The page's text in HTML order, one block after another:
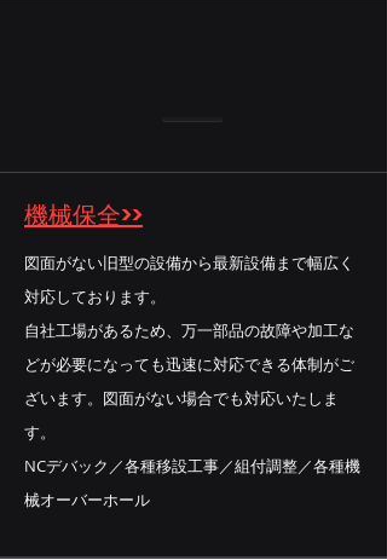
機械保全>>
図面がない旧型の設備から最新設備まで幅広く
対応しております。
自社工場があるため、万一部品の故障や加工な
どが必要になっても迅速に対応できる体制がご
ざいます。図面がない場合でも対応いたしま
す。
NCデバック／各種移設工事／組付調整／各種機
械オーバーホール